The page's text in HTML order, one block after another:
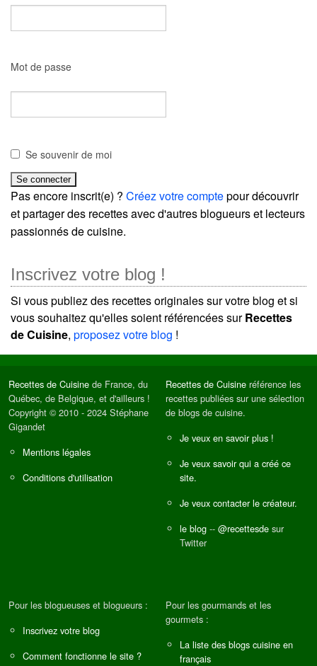
Mot de passe
Se souvenir de moi
Pas encore inscrit(e) ? Créez votre comptepour découvrir
et partager des recettes avec d'autres blogueurs et lecteurs
passionnés de cuisine.
Inscrivez votre blog !
Si vous publiez des recettes originales sur votre blog et si
vous souhaitez qu'elles soient référencées surRecettes
de Cuisine, proposez votre blog !
Recettes de Cuisine de France, du
Québec, de Belgique, et d'ailleurs !
Copyright © 2010 - 2024 Stéphane
Gigandet
Mentions légales
Conditions d'utilisation
Recettes de Cuisine référence les
recettes publiées sur une sélection
de blogs de cuisine.
Je veux en savoir plus !
Je veux savoir qui a créé ce
site.
Je veux contacter le créateur.
le blog -- @recettesde sur
Twitter
Pour les blogueuses et blogueurs :
Inscrivez votre blog
Comment fonctionne le site ?
Pour les gourmands et les
gourmets :
La liste des blogs cuisine en
français